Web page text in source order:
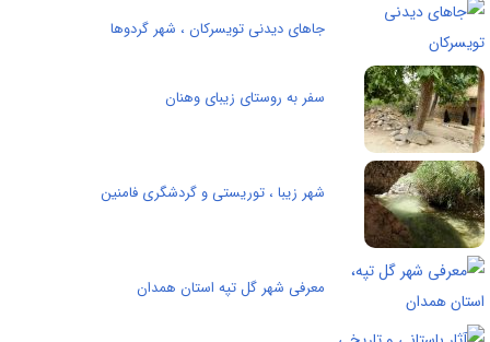
جاهای دیدنی تویسرکان ، شهر گردوها
سفر به روستای زیبای وهنان
شهر زیبا ، توریستی و گردشگری فامنین
معرفی شهر گل تپه استان همدان